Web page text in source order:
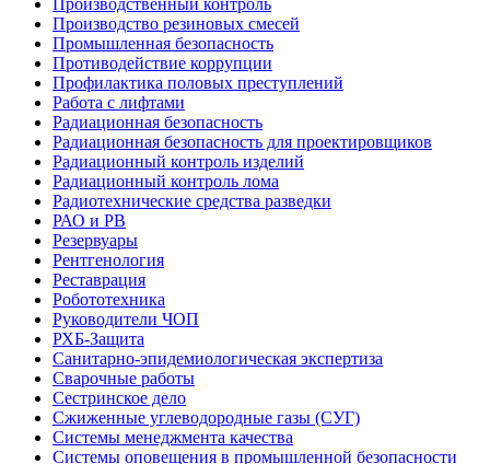
Производственный контроль
Производство резиновых смесей
Промышленная безопасность
Противодействие коррупции
Профилактика половых преступлений
Работа с лифтами
Радиационная безопасность
Радиационная безопасность для проектировщиков
Радиационный контроль изделий
Радиационный контроль лома
Радиотехнические средства разведки
РАО и РВ
Резервуары
Рентгенология
Реставрация
Робототехника
Руководители ЧОП
РХБ-Защита
Санитарно-эпидемиологическая экспертиза
Сварочные работы
Сестринское дело
Сжиженные углеводородные газы (СУГ)
Системы менеджмента качества
Системы оповещения в промышленной безопасности